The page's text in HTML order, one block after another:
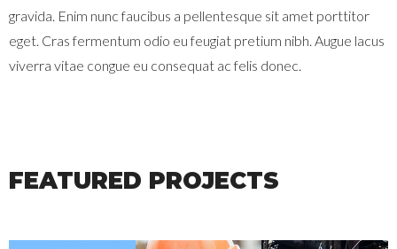
gravida. Enim nunc faucibus a pellentesque sit amet porttitor
eget. Cras fermentum odio eu feugiat pretium nibh. Augue lacus
viverra vitae congue eu consequat ac felis donec.
FEATURED PROJECTS